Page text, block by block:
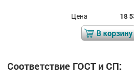
Цена 18
В корзину
Соответствие ГОСТ и СП: